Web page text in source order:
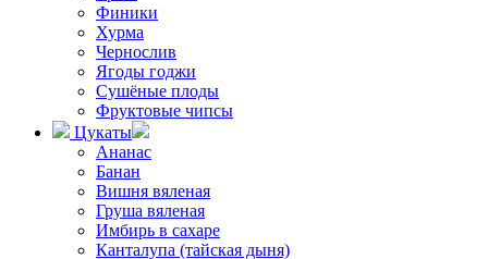
Финики
Хурма
Чернослив
Ягоды годжи
Сушёные плоды
Фруктовые чипсы
Цукаты
Ананас
Банан
Вишня вяленая
Груша вяленая
Имбирь в сахаре
Канталупа (тайская дыня)